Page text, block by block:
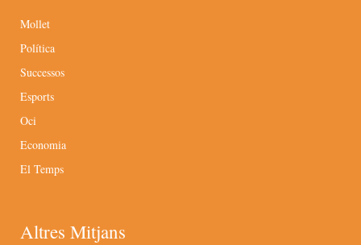
Mollet
Política
Successos
Esports
Oci
Economia
El Temps
Altres Mitjans